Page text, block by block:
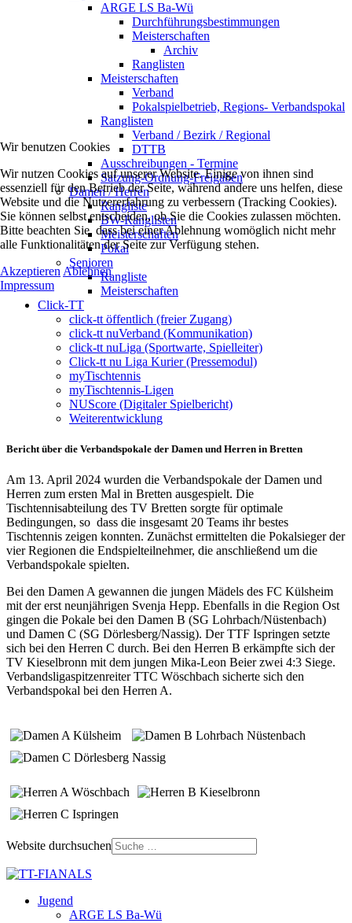
ARGE LS Ba-Wü
Durchführungsbestimmungen
Meisterschaften
Archiv
Ranglisten
Meisterschaften
Verband
Pokalspielbetrieb, Regions- Verbandspokal
Ranglisten
Verband / Bezirk / Regional
DTTB
Ausschreibungen - Termine
Satzung-Ordnung-Freigaben
Damen / Herren
Rangliste
BW-Ranglisten
Meisterschaften
Pokal
Senioren
Rangliste
Meisterschaften
Click-TT
click-tt öffentlich (freier Zugang)
click-tt nuVerband (Kommunikation)
click-tt nuLiga (Sportwarte, Spielleiter)
Click-tt nu Liga Kurier (Pressemodul)
myTischtennis
myTischtennis-Ligen
NUScore (Digitaler Spielbericht)
Weiterentwicklung
Bericht über die Verbandspokale der Damen und Herren in Bretten
Am 13. April 2024 wurden die Verbandspokale der Damen und
Herren zum ersten Mal in Bretten ausgespielt. Die
Tischtennisabteilung des TV Bretten sorgte für optimale
Bedingungen, so dass die insgesamt 20 Teams ihr bestes
Tischtennis zeigen konnten. Zunächst ermittelten die Pokalsieger der
vier Regionen die Endspielteilnehmer, die anschließend um die
Verbandspokale spielten.
Bei den Damen A gewannen die jungen Mädels des FC Külsheim
mit der erst neunjährigen Svenja Hepp. Ebenfalls in die Region Ost
gingen die Pokale bei den Damen B (SG Lohrbach/Nüstenbach)
und Damen C (SG Dörlesberg/Nassig). Der TTF Ispringen setzte
sich bei den Herren C durch. Bei den Herren B erkämpfte sich der
TV Kieselbronn mit dem jungen Mika-Leon Beier zwei 4:3 Siege.
Verbandsligaspitzenreiter TTC Wöschbach sicherte sich den
Verbandspokal bei den Herren A.
Website durchsuchen
Jugend
ARGE LS Ba-Wü
Wir benutzen Cookies
Wir nutzen Cookies auf unserer Website. Einige von ihnen sind
essenziell für den Betrieb der Seite, während andere uns helfen, diese
Website und die Nutzererfahrung zu verbessern (Tracking Cookies).
Sie können selbst entscheiden, ob Sie die Cookies zulassen möchten.
Bitte beachten Sie, dass bei einer Ablehnung womöglich nicht mehr
alle Funktionalitäten der Seite zur Verfügung stehen.
Akzeptieren Ablehnen
Impressum